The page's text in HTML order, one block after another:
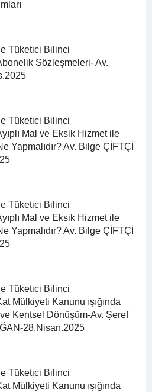
Tüketici Bilinci
Sözleşmeleri- Av.
Tüketici Bilinci
Mal ve Eksik Hizmet ile
Yapmalıdır? Av. Bilge ÇİFTÇİ
Tüketici Bilinci
Mal ve Eksik Hizmet ile
Yapmalıdır? Av. Bilge ÇİFTÇİ
Tüketici Bilinci
Mülkiyeti Kanunu ışığında
Kentsel Dönüşüm-Av. Şeref
28.Nisan.2025
Tüketici Bilinci
Mülkiyeti Kanunu ışığında